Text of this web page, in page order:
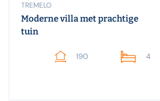
TREMELO
Moderne villa met prachtige
tuin
190 4